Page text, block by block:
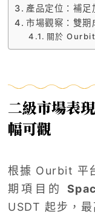
產品定位：補
市場觀察：雙期
關於 Ourbit
二級市場表
幅可觀
根據 Ourbit 平
期項目的
USDT 起步，